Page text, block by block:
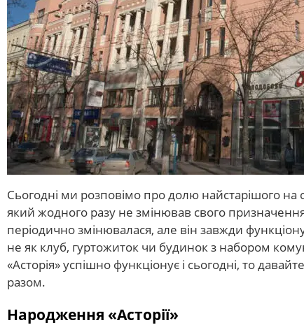
Сьогодні ми розповімо про долю найстарішого на
який жодного разу не змінював свого
періодично змінювалася, але він завжди
не як клуб, гуртожиток чи будинок з набором
«Асторія» успішно функціонує і сьогодні, то
разом.
Народження «Асторії»